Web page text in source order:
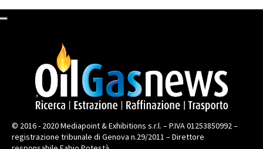
© 2016 - 2020 Mediapoint & Exhibitions s.r.l. – P.IVA 01253850992 –
registrazione tribunale di Genova n.29/2011 – Direttore